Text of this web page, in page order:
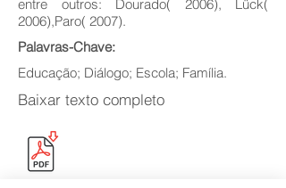
entre outros: Dourado( 2006), Lück(
2006),Paro( 2007).
Palavras-Chave:
Educação; Diálogo; Escola; Família.
Baixar texto completo